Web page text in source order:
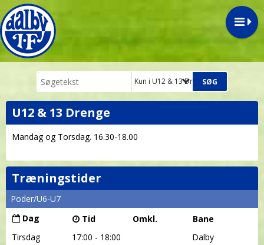
Kun i U12 & 13 Drenge
U12 & 13 Drenge
Mandag og Torsdag. 16.30-18.00
Træningstider
Poder/U6-U7
Dag
Tid Omkl.
Bane
Tirsdag
17:00 - 18:00
Dalby